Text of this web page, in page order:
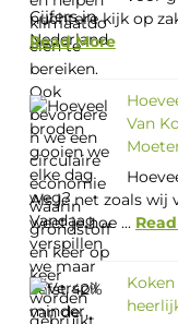
nuchtere kijk op
Read More
Van
Als je net zoals wij
weet je hoe ...